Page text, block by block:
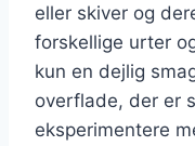
eller skiver og
forskellige urter
kun en dejlig
overflade, der er
eksperimentere